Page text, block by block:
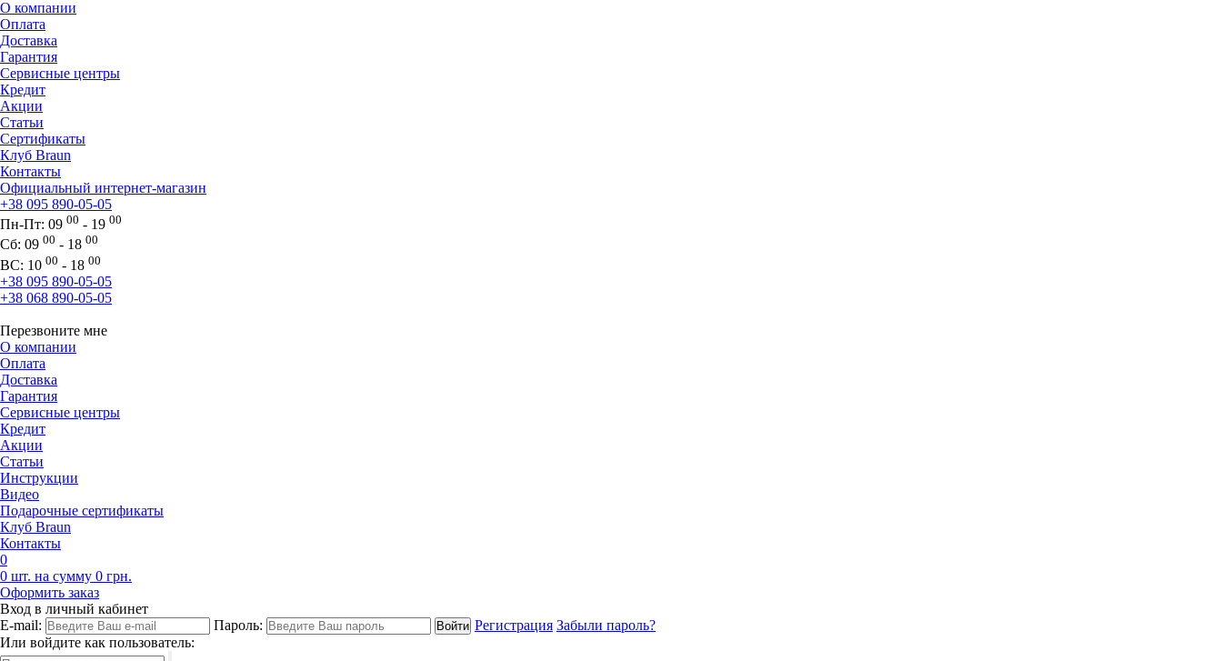
О компании
Оплата
Доставка
Гарантия
Сервисные центры
Кредит
Акции
Статьи
Сертификаты
Клуб Braun
Контакты
Официальный интернет-магазин
+38 095 890-05-05
Пн-Пт: 09 00 - 19 00
Сб: 09 00 - 18 00
ВС: 10 00 - 18 00
+38 095 890-05-05
+38 068 890-05-05
Перезвоните мне
О компании
Оплата
Доставка
Гарантия
Сервисные центры
Кредит
Акции
Статьи
Инструкции
Видео
Подарочные сертификаты
Клуб Braun
Контакты
0
0 шт. на сумму 0 грн.
Оформить заказ
Вход в личный кабинет
E-mail:
Пароль: Регистрация Забыли пароль?
Или войдите как пользователь: